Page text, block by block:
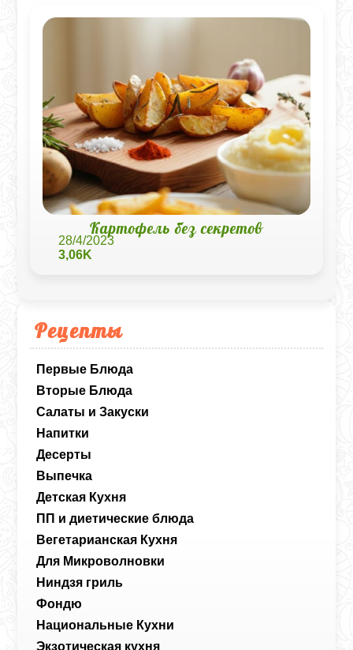
Рецепты
Первые Блюда
Вторые Блюда
Салаты и Закуски
Напитки
Десерты
Выпечка
Детская Кухня
ПП и диетические блюда
Вегетарианская Кухня
Для Микроволновки
Ниндзя гриль
Фондю
Национальные Кухни
Экзотическая кухня
Картофель без секретов
28/4/2023
3,06K